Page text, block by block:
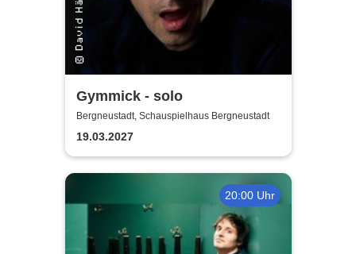
Gymmick - solo
Bergneustadt, Schauspielhaus Bergneustadt
19.03.2027
20:00 Uhr